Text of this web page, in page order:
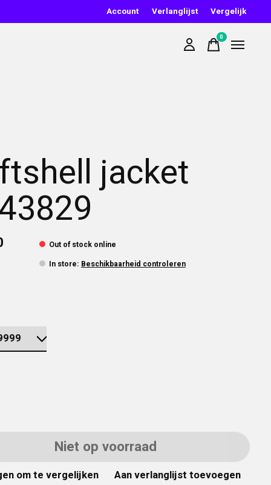
Account Verlanglijst Vergelijk
0items
jacket
Out of stock online
In store: Beschikbaarheid controleren
Niet op voorraad
om te vergelijken Aan verlanglijst toevoegen